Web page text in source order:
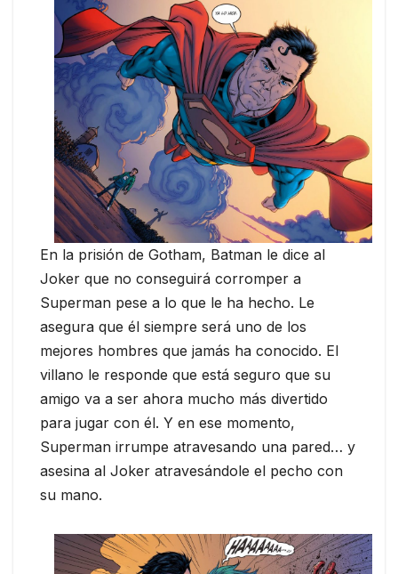
En la prisión de Gotham, Batman le dice al
Joker que no conseguirá corromper a
Superman pese a lo que le ha hecho. Le
asegura que él siempre será uno de los
mejores hombres que jamás ha conocido. El
villano le responde que está seguro que su
amigo va a ser ahora mucho más divertido
para jugar con él. Y en ese momento,
Superman irrumpe atravesando una pared… y
asesina al Joker atravesándole el pecho con
su mano.